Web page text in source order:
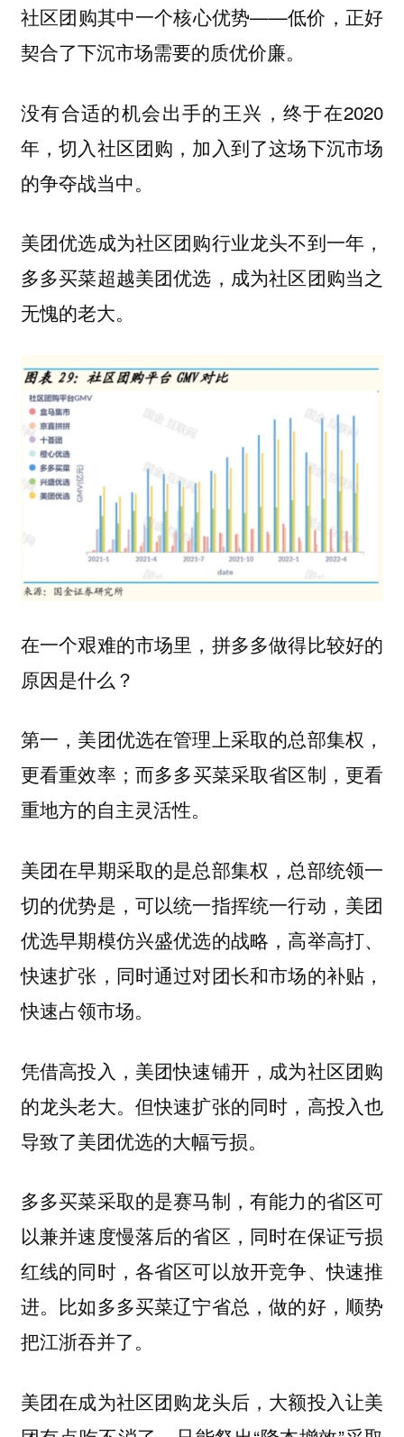
社区团购其中一个核心优势——低价，正好
契合了下沉市场需要的质优价廉。
没有合适的机会出手的王兴，终于在2020
年，切入社区团购，加入到了这场下沉市场
的争夺战当中。
美团优选成为社区团购行业龙头不到一年，
多多买菜超越美团优选，成为社区团购当之
无愧的老大。
在一个艰难的市场里，拼多多做得比较好的
原因是什么？
第一，美团优选在管理上采取的总部集权，
更看重效率；而多多买菜采取省区制，更看
重地方的自主灵活性。
美团在早期采取的是总部集权，总部统领一
切的优势是，可以统一指挥统一行动，美团
优选早期模仿兴盛优选的战略，高举高打、
快速扩张，同时通过对团长和市场的补贴，
快速占领市场。
凭借高投入，美团快速铺开，成为社区团购
的龙头老大。但快速扩张的同时，高投入也
导致了美团优选的大幅亏损。
多多买菜采取的是赛马制，有能力的省区可
以兼并速度慢落后的省区，同时在保证亏损
红线的同时，各省区可以放开竞争、快速推
进。比如多多买菜辽宁省总，做的好，顺势
把江浙吞并了。
美团在成为社区团购龙头后，大额投入让美